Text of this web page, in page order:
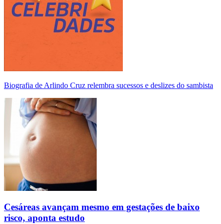
Biografia de Arlindo Cruz relembra sucessos e deslizes do sambista
Cesáreas avançam mesmo em gestações de baixo
risco, aponta estudo